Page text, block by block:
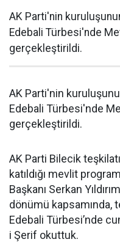
AK Parti'nin kuruluşunun
Edebali Türbesi'nde
gerçekleştirildi.
AK Parti'nin
Edebali Türbesi'nde
gerçekleştirildi.
AK Parti Bilecik
katıldığı mevlit
Başkanı Serkan
dönümü kapsamında,
Edebali Türbesi’nde
i Şerif okuttuk.